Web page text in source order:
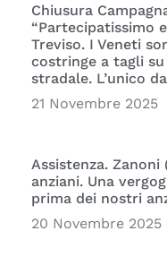
Chiusura
“Partecipatissimo
Treviso. I Veneti
costringe a tagli
stradale. L’unico
21 Novembre 2025
Assistenza.
anziani. Una
prima dei nostri
20 Novembre 2025